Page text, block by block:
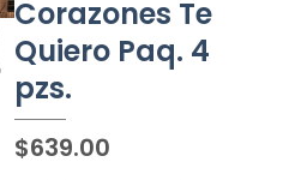
Corazones Te
Quiero Paq. 4
pzs.
$639.00